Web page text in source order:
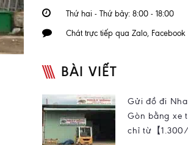
Thứ hai - Thứ bảy: 8:00 - 18:00
Chát trực tiếp qua Zalo, Facebook
BÀI VIẾT
Gửi đồ đi
Gòn bằng xe
chỉ từ【